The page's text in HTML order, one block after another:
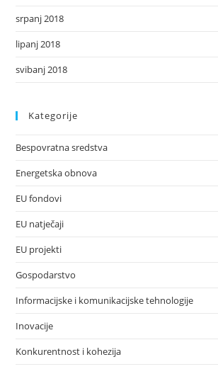
srpanj 2018
lipanj 2018
svibanj 2018
Kategorije
Bespovratna sredstva
Energetska obnova
EU fondovi
EU natječaji
EU projekti
Gospodarstvo
Informacijske i komunikacijske tehnologije
Inovacije
Konkurentnost i kohezija